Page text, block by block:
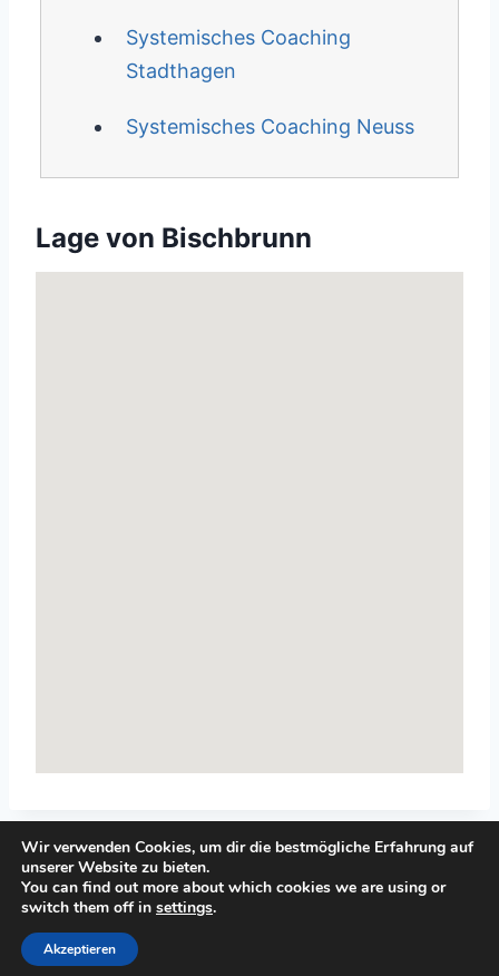
Systemisches Coaching
Stadthagen
Systemisches Coaching Neuss
Lage von Bischbrunn
© 2026 Top-Systemisches-Coaching.de
Wir verwenden Cookies, um dir die bestmögliche Erfahrung auf
unserer Website zu bieten.
You can find out more about which cookies we are using or
switch them off in settings.
Akzeptieren